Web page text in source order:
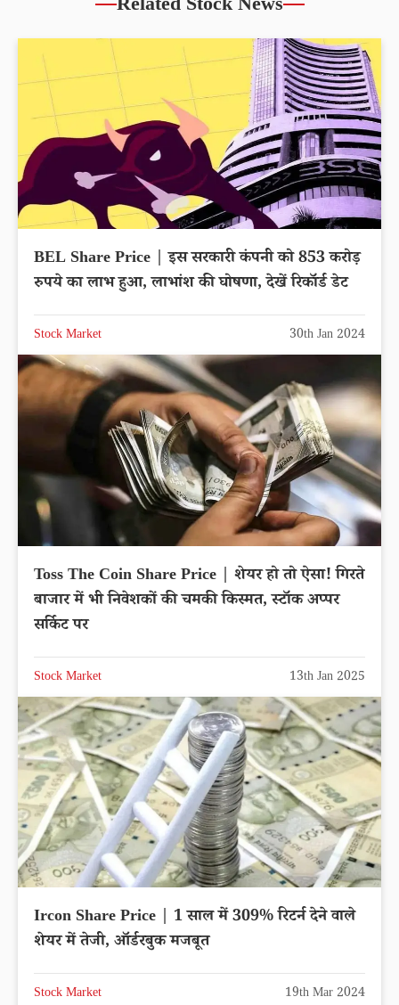
Related Stock News
BEL Share Price | इस सरकारी कंपनी को 853 करोड़
रुपये का लाभ हुआ, लाभांश की घोषणा, देखें रिकॉर्ड डेट
Stock Market 30th Jan 2024
Toss The Coin Share Price | शेयर हो तो ऐसा! गिरते
बाजार में भी निवेशकों की चमकी किस्मत, स्टॉक अप्पर
सर्किट पर
Stock Market 13th Jan 2025
Ircon Share Price | 1 साल में 309% रिटर्न देने वाले
शेयर में तेजी, ऑर्डरबुक मजबूत
Stock Market 19th Mar 2024